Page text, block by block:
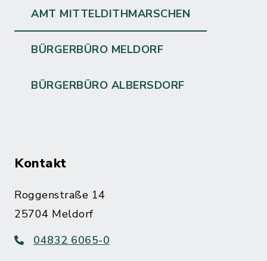
AMT MITTELDITHMARSCHEN
BÜRGERBÜRO MELDORF
BÜRGERBÜRO ALBERSDORF
Kontakt
Roggenstraße 14
25704 Meldorf
04832 6065-0